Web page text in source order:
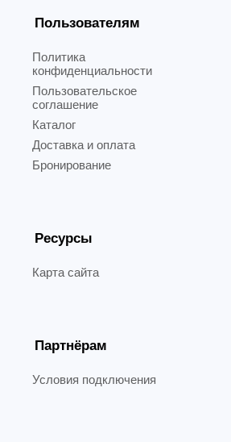
Пользователям
Политика
конфиденциальности
Пользовательское
соглашение
Каталог
Доставка и оплата
Бронирование
Ресурсы
Карта сайта
Партнёрам
Условия подключения